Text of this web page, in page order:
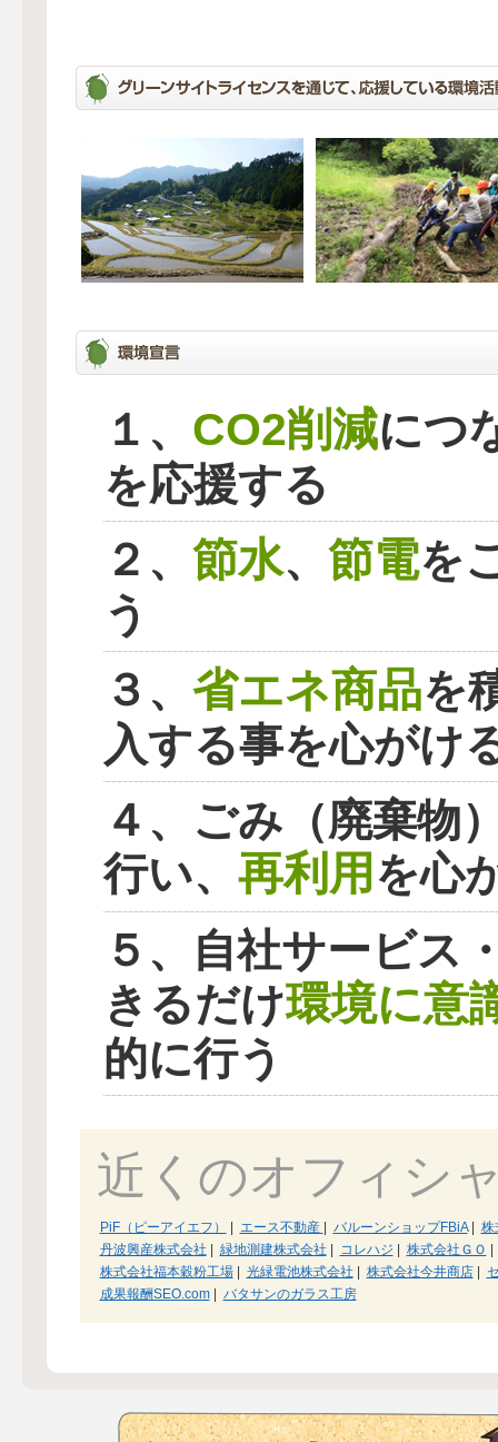
１、 CO2削減につ
を応援する
２、 節水、 節電を
う
３、 省エネ商品を
入する事を心がけ
４、ごみ（廃棄物
行い、 再利用を心
５、自社サービス
きるだけ環境に意
的に行う
近くのオフィシ
PiF（ピーアイエフ） エース不動産 バルーンショップFBiA|
株
丹波興産株式会社
緑地測建株式会社 コレハジ 株式会社ＧＯ
株式会社福本穀粉工場| 光緑電池株式会社 株式会社今井商店|
成果報酬SEO.com| バタサンのガラス工房